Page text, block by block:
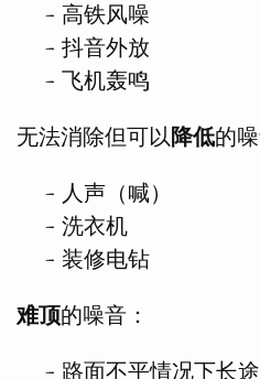
高铁风噪
抖音外放
飞机轰鸣
无法消除但可以降低的
人声（喊）
洗衣机
装修电钻
难顶的噪音：
路面不平情况下长